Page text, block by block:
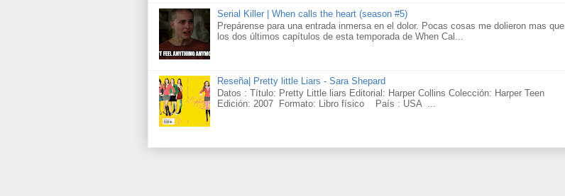
Serial Killer | When calls the heart (season #5)
Prepárense para una entrada inmersa en el dolor. Pocas cosas me dolieron mas que
los dos últimos capítulos de esta temporada de When Cal...
Reseña| Pretty little Liars - Sara Shepard
Datos : Título: Pretty Little liars Editorial: Harper Collins Colección: Harper Teen
Edición: 2007 Formato: Libro físico País : USA ...